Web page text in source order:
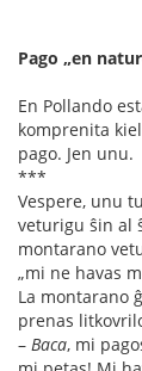
Pago „en
En Pollando
komprenita
pago. Jen unu.
***
Vespere, unu
veturigu ŝin al
montarano
„mi ne havas
La montarano
prenas
– Baca, mi